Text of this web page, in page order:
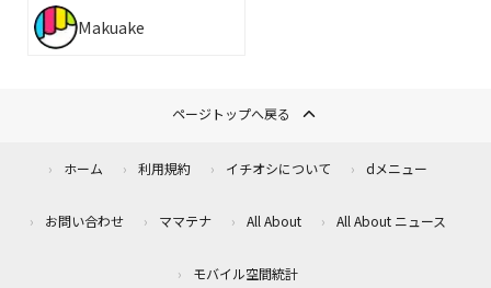
Makuake
ページトップへ戻る
ホーム 利用規約 イチオシについて dメニュー
お問い合わせ ママテナ All About All About ニュース
モバイル空間統計